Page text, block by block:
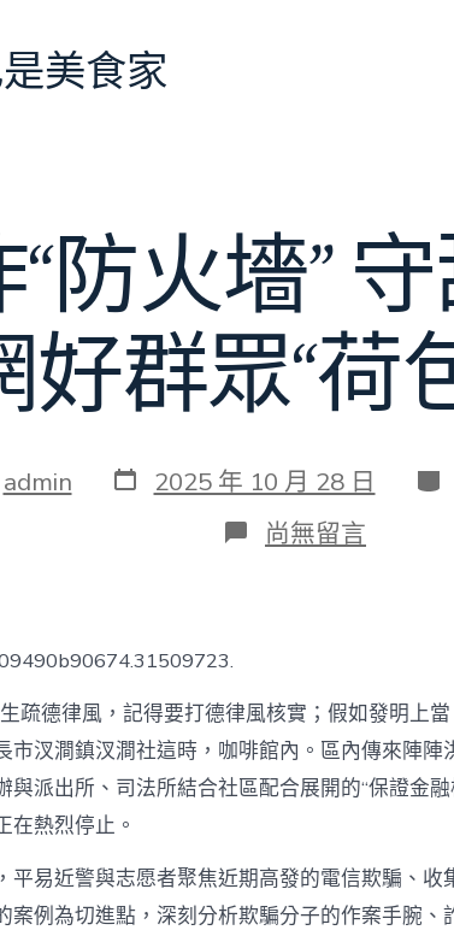
美食家
防火墻”
好群眾“荷
admin 發
表
2025 年 10 月 28 日 分
類
在
〈筑
墻”
守
甜
心
台
網
好
群
尚無留言
疏德律風，記得要打德律風核實；假如發明上
市汊澗鎮汊澗社這時，咖啡館內。區內傳來陣陣
與派出所、司法所結合社區配合展開的“保證金
在熱烈停止。
平易近警與志愿者聚焦近期高發的電信欺騙、收
案例為切進點，深刻分析欺騙分子的作案手腕、